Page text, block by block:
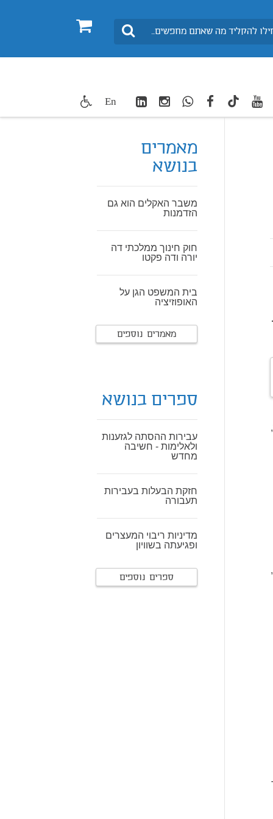
0 חיפוש
twitter
youtube
TikTok
facebook
WhatsApp
Instagram
LinkedIn
En
מאמרים
בנושא
משבר האקלים הוא גם
הזדמנות
חוק חינוך ממלכתי דה
יורה ודה פקטו
בית המשפט הגן על
האופוזיציה
מאמרים נוספים
ספרים בנושא
עבירות ההסתה לגזענות
ולאלימות - חשיבה
מחדש
חזקת הבעלות בעבירות
תעבורה
מדיניות ריבוי המעצרים
ופגיעתה בשוויון
ספרים נוספים